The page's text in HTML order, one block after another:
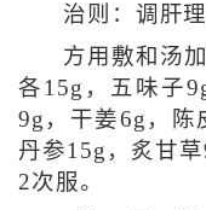
治则：调肝理
方用敷和汤
各15g，五味子
9g，干姜6g，陈
丹参15g，炙甘
2次服。